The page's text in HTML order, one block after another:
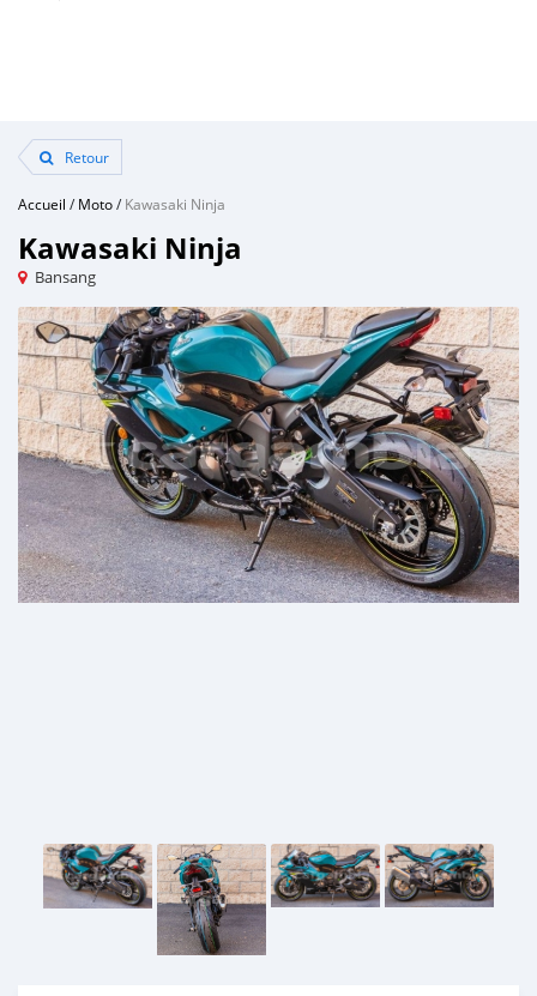
Retour
Accueil /Moto/Kawasaki Ninja
Kawasaki Ninja
Bansang